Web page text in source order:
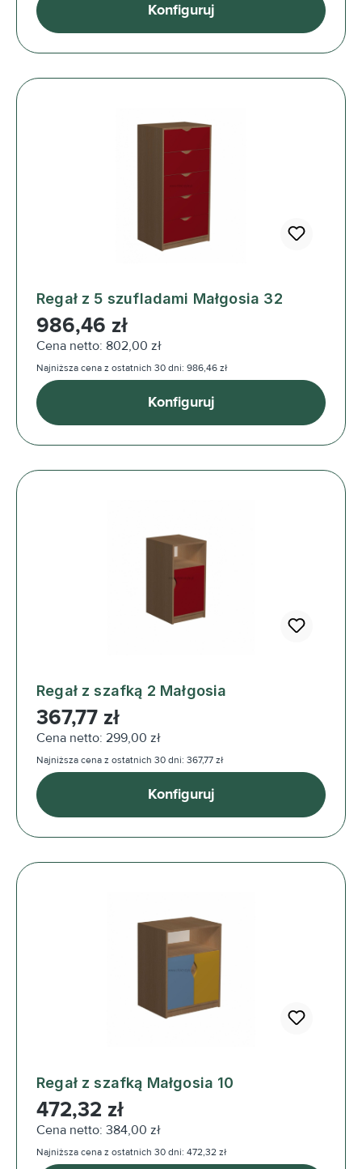
Konfiguruj
Regał z 5 szufladami Małgosia 32
Cena regularna:
986,46 zł
Cena netto: 802,00 zł
Najniższa cena z ostatnich 30 dni: 986,46 zł
Konfiguruj
Regał z szafką 2 Małgosia
Cena regularna:
367,77 zł
Cena netto: 299,00 zł
Najniższa cena z ostatnich 30 dni: 367,77 zł
Konfiguruj
Regał z szafką Małgosia 10
Cena regularna:
472,32 zł
Cena netto: 384,00 zł
Najniższa cena z ostatnich 30 dni: 472,32 zł